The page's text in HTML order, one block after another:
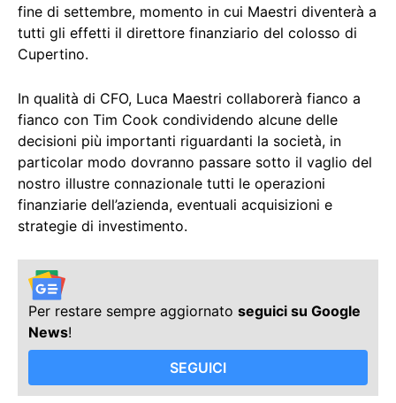
fine di settembre, momento in cui Maestri diventerà a
tutti gli effetti il direttore finanziario del colosso di
Cupertino.
In qualità di CFO, Luca Maestri collaborerà fianco a
fianco con Tim Cook condividendo alcune delle
decisioni più importanti riguardanti la società, in
particolar modo dovranno passare sotto il vaglio del
nostro illustre connazionale tutti le operazioni
finanziarie dell’azienda, eventuali acquisizioni e
strategie di investimento.
Per restare sempre aggiornato seguici su Google
News!
SEGUICI